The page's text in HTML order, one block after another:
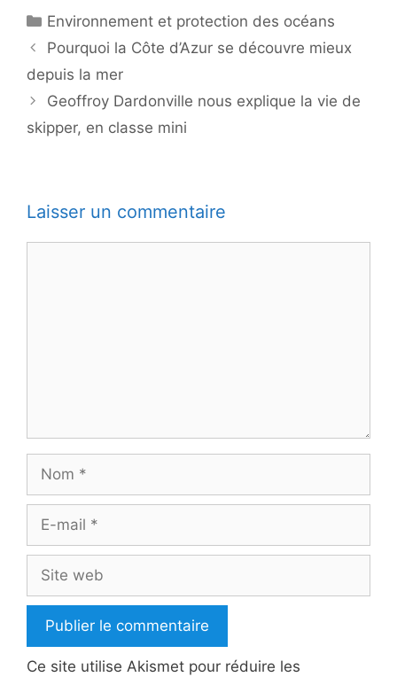
Catégories
Environnement et protection des océans
Pourquoi la Côte d’Azur se découvre mieux
depuis la mer
Geoffroy Dardonville nous explique la vie de
skipper, en classe mini
Laisser un commentaire
Nom
Site
web
Ce site utilise Akismet pour réduire les